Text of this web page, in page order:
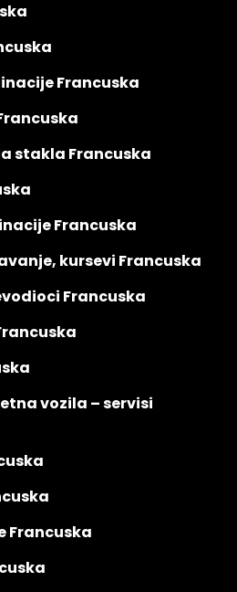
Francuska
stakla Francuska
Francuska
kursevi Francuska
Francuska
vozila – servisi
Francuska